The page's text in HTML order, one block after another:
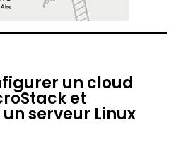
un cloud
et
serveur Linux